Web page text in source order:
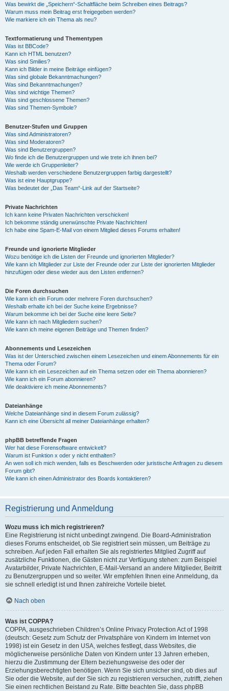
Was bewirkt die „Speichern“-Schaltfläche beim Schreiben eines Beitrags?
Warum muss mein Beitrag erst freigegeben werden?
Wie markiere ich ein Thema als neu?
Textformatierung und Thementypen
Was ist BBCode?
Kann ich HTML benutzen?
Was sind Smilies?
Kann ich Bilder in meine Beiträge einfügen?
Was sind globale Bekanntmachungen?
Was sind Bekanntmachungen?
Was sind wichtige Themen?
Was sind geschlossene Themen?
Was sind Themen-Symbole?
Benutzer-Stufen und Gruppen
Was sind Administratoren?
Was sind Moderatoren?
Was sind Benutzergruppen?
Wo finde ich die Benutzergruppen und wie trete ich ihnen bei?
Wie werde ich Gruppenleiter?
Weshalb werden verschiedene Benutzergruppen farbig dargestellt?
Was ist eine Hauptgruppe?
Was bedeutet der „Das Team“-Link auf der Startseite?
Private Nachrichten
Ich kann keine Privaten Nachrichten verschicken!
Ich bekomme ständig unerwünschte Private Nachrichten!
Ich habe eine Spam-E-Mail von einem Mitglied dieses Forums erhalten!
Freunde und ignorierte Mitglieder
Wozu benötige ich die Listen der Freunde und ignorierten Mitglieder?
Wie kann ich Mitglieder zur Liste der Freunde oder zur Liste der ignorierten Mitglieder
hinzufügen oder diese wieder aus den Listen entfernen?
Die Foren durchsuchen
Wie kann ich ein Forum oder mehrere Foren durchsuchen?
Weshalb erhalte ich bei der Suche keine Ergebnisse?
Warum bekomme ich bei der Suche eine leere Seite?
Wie kann ich nach Mitgliedern suchen?
Wie kann ich meine eigenen Beiträge und Themen finden?
Abonnements und Lesezeichen
Was ist der Unterschied zwischen einem Lesezeichen und einem Abonnements für ein
Thema oder Forum?
Wie kann ich ein Lesezeichen auf ein Thema setzen oder ein Thema abonnieren?
Wie kann ich ein Forum abonnieren?
Wie deaktiviere ich meine Abonnements?
Dateianhänge
Welche Dateianhänge sind in diesem Forum zulässig?
Kann ich eine Übersicht all meiner Dateianhänge erhalten?
phpBB betreffende Fragen
Wer hat diese Forensoftware entwickelt?
Warum ist Funktion x oder y nicht enthalten?
An wen soll ich mich wenden, falls es Beschwerden oder juristische Anfragen zu diesem
Forum gibt?
Wie kann ich einen Administrator des Boards kontaktieren?
Registrierung und Anmeldung
Wozu muss ich mich registrieren?
Eine Registrierung ist nicht unbedingt zwingend. Die Board-Administration
dieses Forums entscheidet, ob Sie registriert sein müssen, um Beiträge zu
schreiben. Auf jeden Fall erhalten Sie als registriertes Mitglied Zugriff auf
zusätzliche Funktionen, die Gästen nicht zur Verfügung stehen: zum Beispiel
Avatarbilder, Private Nachrichten, E-Mail-Versand an andere Mitglieder, Beitritt
zu Benutzergruppen und so weiter. Wir empfehlen Ihnen eine Anmeldung, da
sie schnell erledigt ist und Ihnen zahlreiche Vorteile bietet.
Nach oben
Was ist COPPA?
COPPA, ausgeschrieben Children’s Online Privacy Protection Act of 1998
(deutsch: Gesetz zum Schutz der Privatsphäre von Kindern im Internet von
1998) ist ein Gesetz in den USA, welches festlegt, dass Websites, die
möglicherweise persönliche Daten von Kindern unter 13 Jahren erheben,
hierzu die Zustimmung der Eltern beziehungsweise des oder der
Erziehungsberechtigten benötigen. Wenn Sie sich unsicher sind, ob dies auf
Sie oder die Website, auf der Sie sich zu registrieren versuchen, zutrifft, ziehen
Sie einen rechtlichen Beistand zu Rate. Bitte beachten Sie, dass phpBB